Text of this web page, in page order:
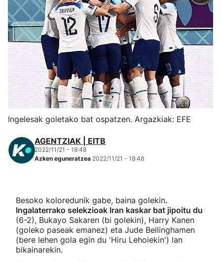
Herri-kirolak
Eskubaloia
Kirolak 360
Atletismoa
Mendi-lasterketak
Kirol gehiago
Ingelesak goletako bat ospatzen. Argazkiak: EFE
AGENTZIAK | EITB
2022/11/21 - 18:48
Azken eguneratzea 2022/11/21 - 18:48
Besoko koloredunik gabe, baina golekin.
Ingalaterrako selekzioak Iran kaskar bat jipoitu du
(6-2), Bukayo Sakaren (bi golekin), Harry Kanen
(goleko paseak emanez) eta Jude Bellinghamen
(bere lehen gola egin du 'Hiru Lehoiekin') lan
bikainarekin.